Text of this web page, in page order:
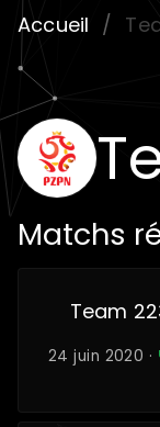
Accueil /
Matchs
Team
24 juin 2020 ·